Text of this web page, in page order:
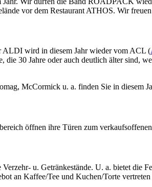
vor dem Restaurant ATHOS. Wir
ALDI wird in diesem Jahr wieder vom ACL (
die 30 Jahre oder auch deutlich älter sind,
McCormick u. a. finden Sie in diesem
öffnen ihre Türen zum
u. Getränkestände. U. a. bietet die
an Kaffee/Tee und Kuchen/Torte